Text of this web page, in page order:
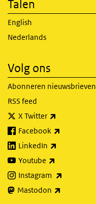
Talen
English
Nederlands
Volg ons
Abonneren nieuwsbrieven
RSS feed
X Twitter
Facebook
LinkedIn
Youtube
Instagram
Mastodon